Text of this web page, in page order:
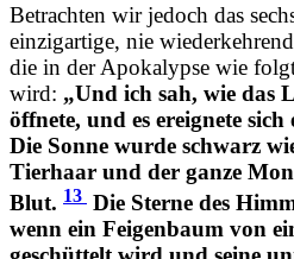
Betrachten wir jedoch das
einzigartige, nie
die in der Apokalypse wie
wird: „Und ich sah, wie das
öffnete, und es ereignete
Die Sonne wurde schwarz
Tierhaar und der ganze
Blut. 13 Die Sterne des
wenn ein Feigenbaum von